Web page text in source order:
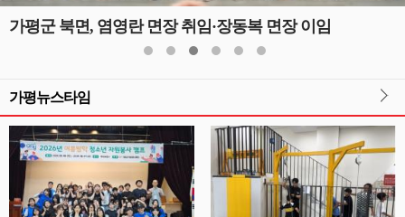
가평군 북면, 염영란 면장 취임·장동복 면장 이임
가평뉴스타임